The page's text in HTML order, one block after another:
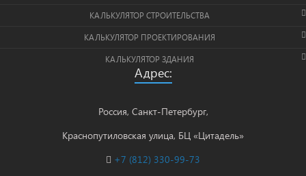
КАЛЬКУЛЯТОР СТРОИТЕЛЬСТВА
КАЛЬКУЛЯТОР ПРОЕКТИРОВАНИЯ
КАЛЬКУЛЯТОР ЗДАНИЯ
Адрес:
Россия, Санкт-Петербург,
Краснопутиловская улица, БЦ «Цитадель»
+7 (812) 330-99-73